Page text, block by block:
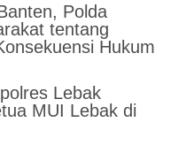
Polda
tentang
Hukum
Lebak
MUI Lebak di